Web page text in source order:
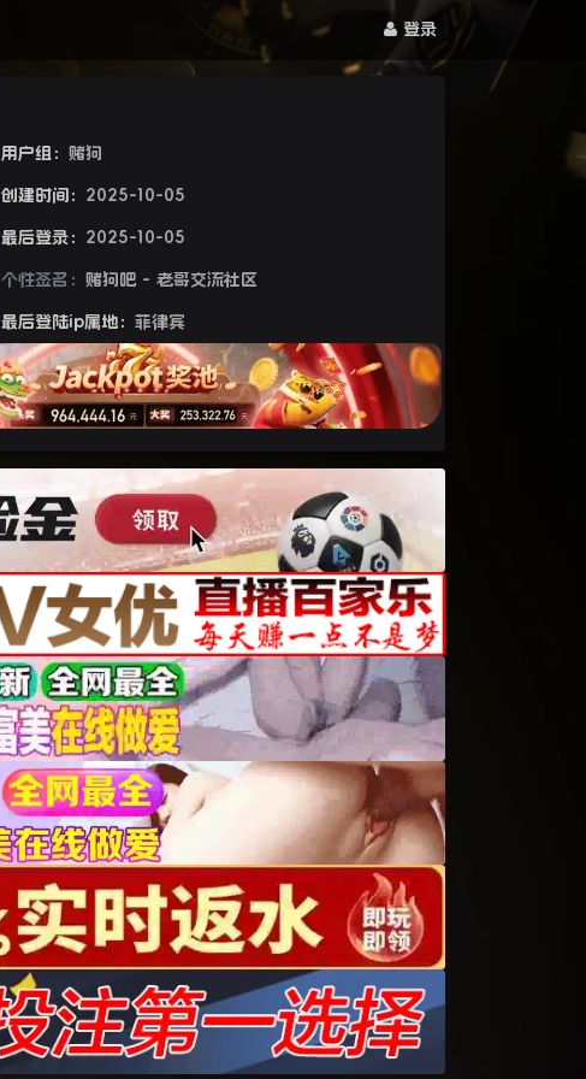
登录
用户组：赌狗
创建时间： 2025-10-05
最后登录： 2025-10-05
个性签名：赌狗吧 - 老哥交流社区
最后登陆ip属地：菲律宾